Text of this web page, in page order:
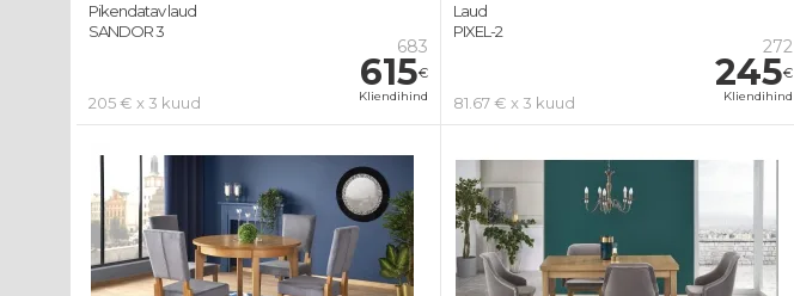
683
615€
Kliendihind
205 € x 3 kuud
Pikendatav laud
SANDOR 3
272
245€
Kliendihind
81.67 € x 3 kuud
Laud
PIXEL-2